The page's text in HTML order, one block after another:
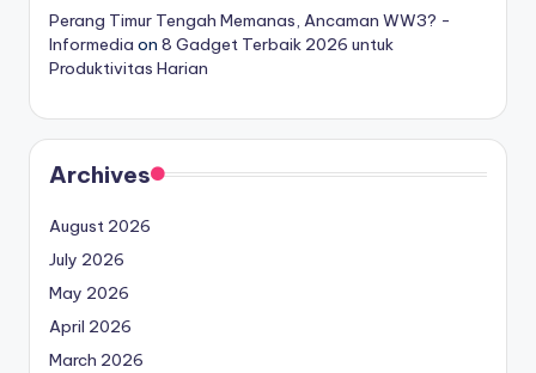
Perang Timur Tengah Memanas, Ancaman WW3? -
Informedia on 8 Gadget Terbaik 2026 untuk
Produktivitas Harian
Archives
August 2026
July 2026
May 2026
April 2026
March 2026